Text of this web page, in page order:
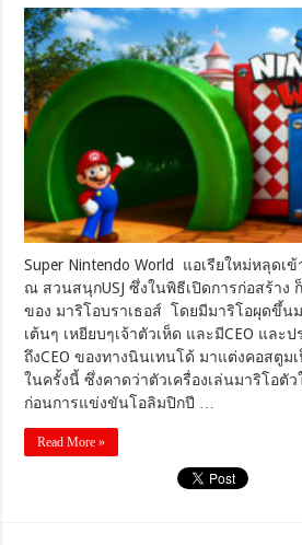
Nintendo
World
แอ
ใหม่
อยู่
ของ
มาริ
โอ้
ณ
สนุกUSJ
Super Nintendo World แอเรียใหม่หลุดเ
ณ สวนสนุกUSJ ซึ่งในพิธีเปิดการก่อสร้าง
ของ มาริโอบราเธอส์ โดยมีมาริโอผุดขึ้น
เต้นๆ เหยียบๆเจ้าตัวเห็ด และมีCEO และ
ถึงCEO ของทางนินเทนโด้ มาแต่งคอสตูม
ในครั้งนี้ ซึ่งคาดว่าตัวเครื่องเล่นมาริโอตั
ก่อนการแข่งขันโอลิมปิกปี …
Read More »